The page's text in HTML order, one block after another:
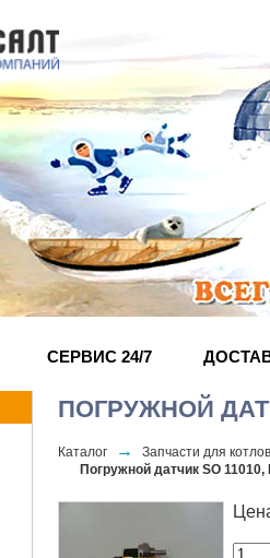
СЕРВИС 24/7
ПОГРУЖНОЙ
Каталог →
Запчасти для
Погружной датчик SO